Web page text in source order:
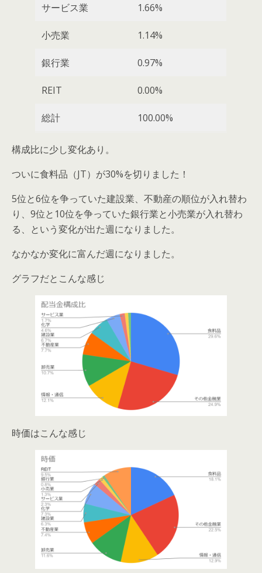
サービス業 1.66%
小売業 1.14%
銀行業 0.97%
REIT 0.00%
総計 100.00%
構成比に少し変化あり。
ついに食料品（JT）が30%を切りました！
5位と6位を争っていた建設業、不動産の順位が入れ替わ
り、9位と10位を争っていた銀行業と小売業が入れ替わ
る、という変化が出た週になりました。
なかなか変化に富んだ週になりました。
グラフだとこんな感じ
時価はこんな感じ